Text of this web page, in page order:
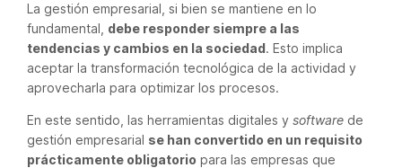
La gestión empresarial, si bien se mantiene en lo
fundamental, debe responder siempre a las
tendencias y cambios en la sociedad. Esto implica
aceptar la transformación tecnológica de la actividad y
aprovecharla para optimizar los procesos.
En este sentido, las herramientas digitales y software de
gestión empresarial se han convertido en un requisito
prácticamente obligatorio para las empresas que